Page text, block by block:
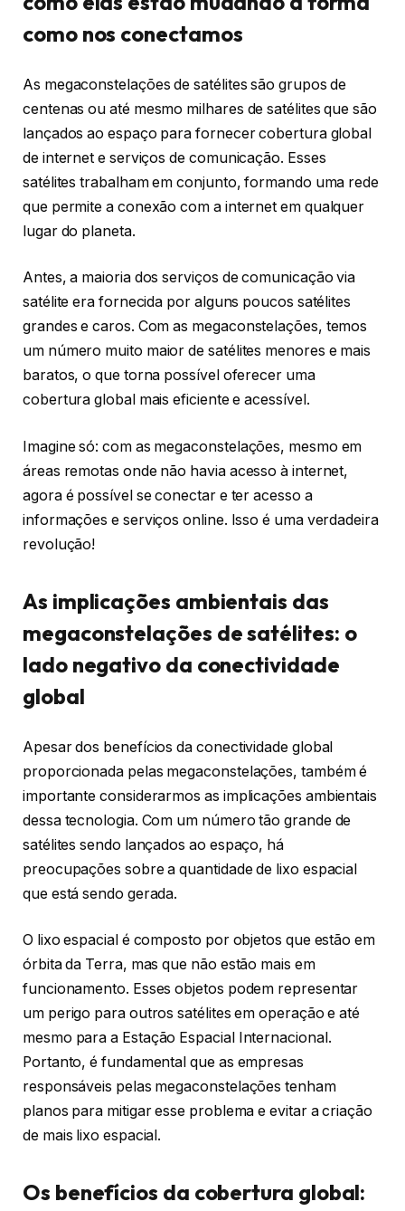
como nos conectamos
As megaconstelações de satélites são grupos de
centenas ou até mesmo milhares de satélites que são
lançados ao espaço para fornecer cobertura global
de internet e serviços de comunicação. Esses
satélites trabalham em conjunto, formando uma rede
que permite a conexão com a internet em qualquer
lugar do planeta.
Antes, a maioria dos serviços de comunicação via
satélite era fornecida por alguns poucos satélites
grandes e caros. Com as megaconstelações, temos
um número muito maior de satélites menores e mais
baratos, o que torna possível oferecer uma
cobertura global mais eficiente e acessível.
Imagine só: com as megaconstelações, mesmo em
áreas remotas onde não havia acesso à internet,
agora é possível se conectar e ter acesso a
informações e serviços online. Isso é uma verdadeira
revolução!
As implicações ambientais das
megaconstelações de satélites: o
lado negativo da conectividade
global
Apesar dos benefícios da conectividade global
proporcionada pelas megaconstelações, também é
importante considerarmos as implicações ambientais
dessa tecnologia. Com um número tão grande de
satélites sendo lançados ao espaço, há
preocupações sobre a quantidade de lixo espacial
que está sendo gerada.
O lixo espacial é composto por objetos que estão em
órbita da Terra, mas que não estão mais em
funcionamento. Esses objetos podem representar
um perigo para outros satélites em operação e até
mesmo para a Estação Espacial Internacional.
Portanto, é fundamental que as empresas
responsáveis pelas megaconstelações tenham
planos para mitigar esse problema e evitar a criação
de mais lixo espacial.
Os benefícios da cobertura global: